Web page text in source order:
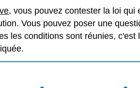
, vous pouvez contester la loi qui
Vous pouvez poser une
les conditions sont réunies,